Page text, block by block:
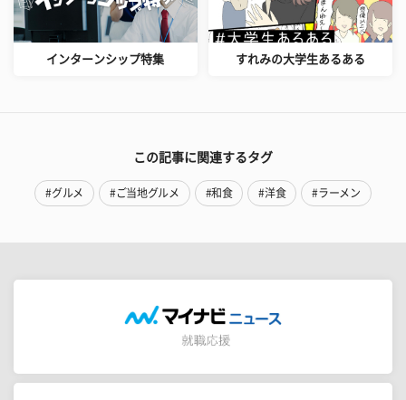
インターンシップ特集 すれみの大学生あるある
この記事に関連するタグ
#グルメ #ご当地グルメ #和食 #洋食 #ラーメン